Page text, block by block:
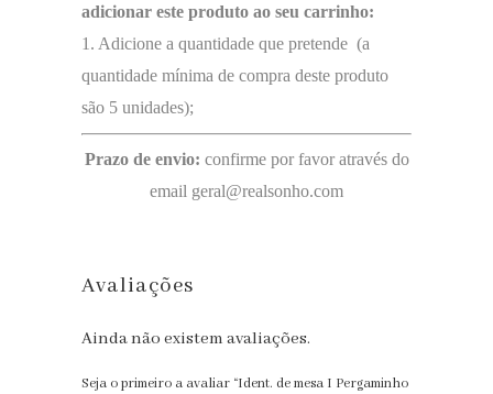
adicionar este produto ao seu carrinho:
1. Adicione a quantidade que pretende (a
quantidade mínima de compra deste produto
são 5 unidades);
Prazo de envio: confirme por favor através do
email geral@realsonho.com
Avaliações
Ainda não existem avaliações.
Seja o primeiro a avaliar “Ident. de mesa I Pergaminho